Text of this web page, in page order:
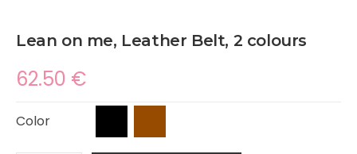
Lean on me, Leather Belt, 2 colours
62.50 €
Color